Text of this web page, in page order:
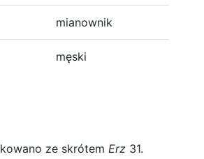
mianownik
męski
ze skrótem Erz 31.